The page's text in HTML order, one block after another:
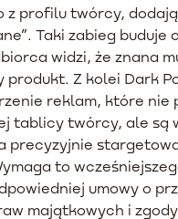
z profilu twórcy,
Taki zabieg buduje
widzi, że znana
produkt. Z kolei Dark
reklam, które nie
tablicy twórcy, ale są
precyzyjnie
to
umowy o
majątkowych i zgody